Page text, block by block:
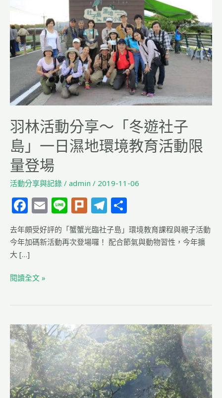
羽林活動分享～「冬遊社子
島」一日濕地環境教育活動限
量登場
活動分享與記錄 / admin / 2019-11-06
F
a
c
e
b
o
o
E
m
ai
l
Li
n
e
Pl
u
rk
T
el
e
g
享
去年頗受好評的「蟹蟹光臨社子島」環境教育課程與親子活動
今年加碼新活動再次登場囉！ 配合節氣與動物習性，今年擴
大 […]
分
享
～
子
一
日
濕
地
環
境
教
育
活
動
限
登
閱讀全文 »
羽
林
活
動
分
享